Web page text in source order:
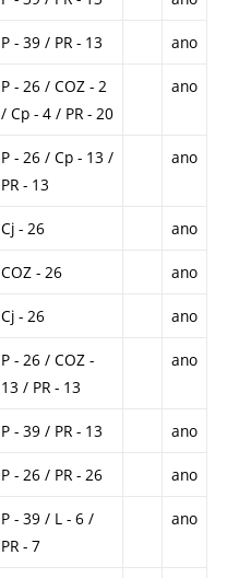
P - 39 / PR - 13 ano
P - 26 / COZ - 2
/ Cp - 4 / PR - 20
ano
P - 26 / Cp - 13 /
PR - 13
ano
Cj - 26 ano
COZ - 26 ano
Cj - 26 ano
P - 26 / COZ -
13 / PR - 13
ano
P - 39 / PR - 13 ano
P - 26 / PR - 26 ano
P - 39 / L - 6 /
PR - 7
ano